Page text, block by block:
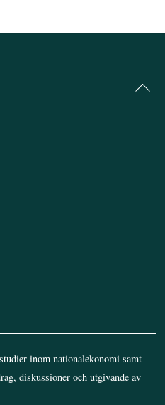
Back
inom nationalekonomi samt
diskussioner och utgivande av